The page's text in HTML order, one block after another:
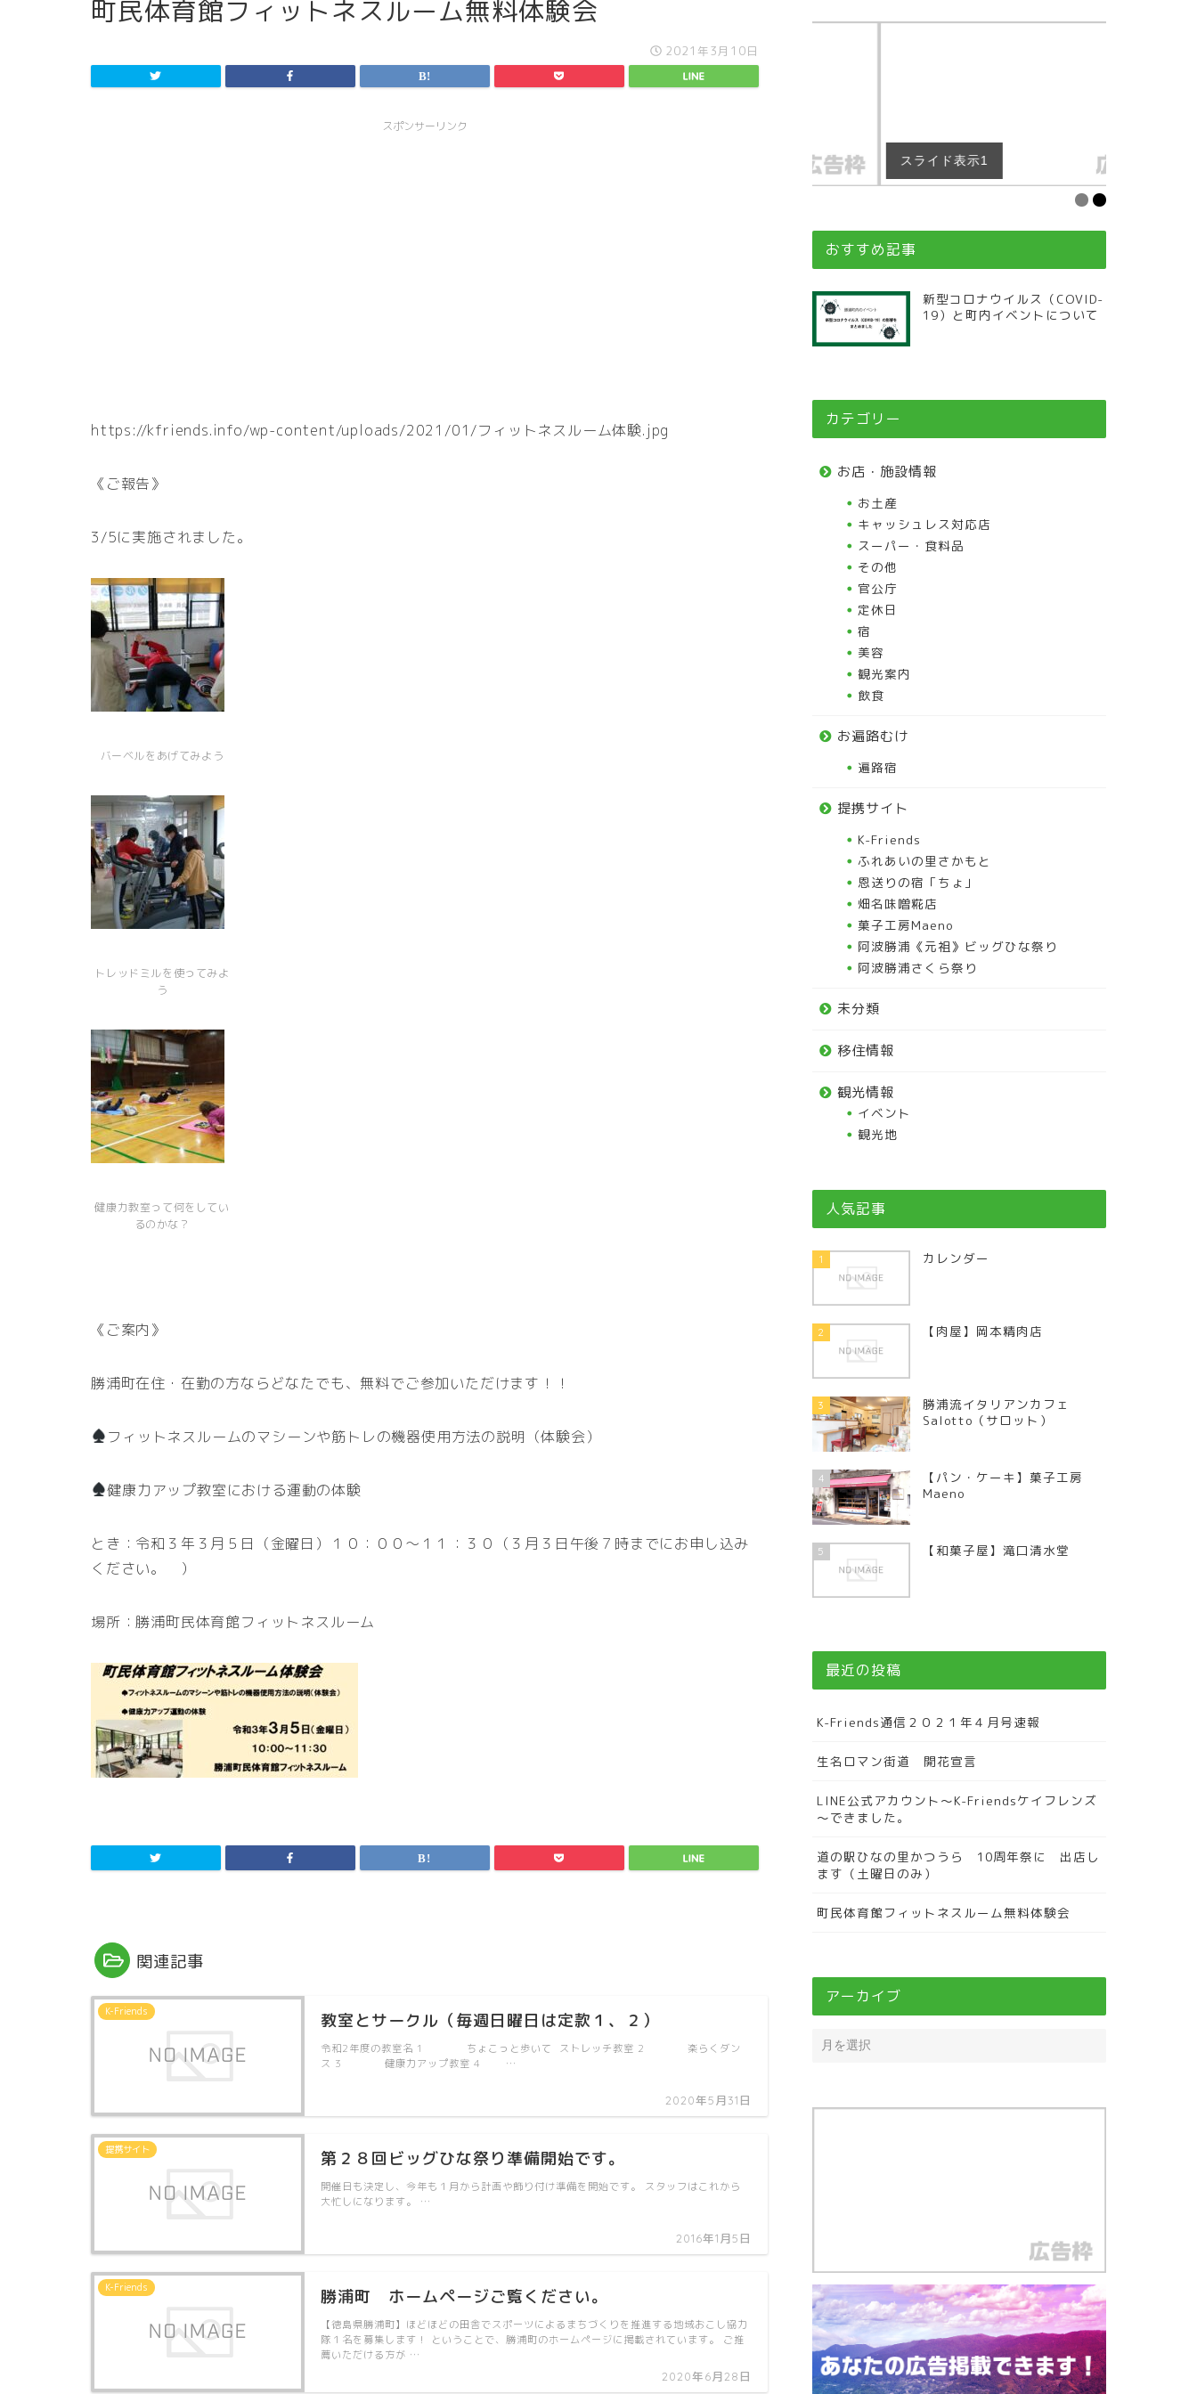
町民体育館フィットネスルーム無料体験会
2021年3月10日
スポンサーリンク
https://kfriends.info/wp-content/uploads/2021/01/フィットネスルーム体験.jpg
《ご報告》
3/5に実施されました。
バーベルをあげてみよう
トレッドミルを使ってみよ
う
健康力教室って何をしてい
るのかな？
《ご案内》
勝浦町在住・在勤の方ならどなたでも、無料でご参加いただけます！！
フィットネスルームのマシーンや筋トレの機器使用方法の説明（体験会）
健康力アップ教室における運動の体験
とき：令和３年３月５日（金曜日）１０：００～１１：３０（３月３日午後７時までにお申し込み
ください。 ）
場所：勝浦町民体育館フィットネスルーム
関連記事
K-Friends 教室とサークル（毎週日曜日は定款１、２）
2020年5月31日
令和2年度の教室名 1 ちょこっと歩いて ストレッチ教室 2 楽らくダン
ス 3 健康力アップ教室 4 …
提携サイト 第２８回ビッグひな祭り準備開始です。
2016年1月5日
開催日も決定し、今年も１月から計画や飾り付け準備を開始です。 スタッフはこれから
大忙しになります。 …
K-Friends 勝浦町 ホームページご覧ください。
2020年6月28日
【徳島県勝浦町】ほどほどの田舎でスポーツによるまちづくりを推進する地域おこし協力
隊１名を募集します！ ということで、勝浦町のホームページに掲載されています。 ご推
薦いただける方が …
スライド表示1
おすすめ記事
新型コロナウイルス（COVID-
19）と町内イベントについて
カテゴリー
お店・施設情報
お土産
キャッシュレス対応店
スーパー・食料品
その他
官公庁
定休日
宿
美容
観光案内
飲食
お遍路むけ
遍路宿
提携サイト
K-Friends
ふれあいの里さかもと
恩送りの宿「ちょ」
畑名味噌糀店
菓子工房Maeno
阿波勝浦《元祖》ビッグひな祭り
阿波勝浦さくら祭り
未分類
移住情報
観光情報
イベント
観光地
人気記事
1 カレンダー
2 【肉屋】岡本精肉店
3
勝浦流イタリアンカフェ
Salotto（サロット）
4
【パン・ケーキ】菓子工房
Maeno
5 【和菓子屋】滝口清水堂
最近の投稿
K-Friends通信２０２１年４月号速報
生名ロマン街道 開花宣言
LINE公式アカウント～K-Friendsケイフレンズ
～できました。
道の駅ひなの里かつうら 10周年祭に 出店し
ます（土曜日のみ）
町民体育館フィットネスルーム無料体験会
アーカイブ